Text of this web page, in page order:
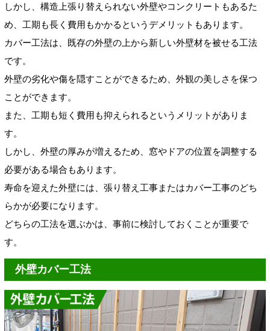
しかし、構造上張り替えられない外壁やコンクリートもあるた
め、工期も長く費用もかかるというデメリットもあります。
カバー工法は、既存の外壁の上から新しい外壁材を被せる工法
です。
外壁の劣化や傷を隠すことができるため、外観の美しさを保つ
ことができます。
また、工期も短く費用も抑えられるというメリットがありま
す。
しかし、外壁の厚みが増えるため、窓やドアの位置を調整する
必要がある場合もあります。
寿命を迎えた外壁には、張り替え工事またはカバー工事のどち
らかが必要になります。
どちらの工法を選ぶかは、事前に検討しておくことが重要で
す。
外壁カバー工法